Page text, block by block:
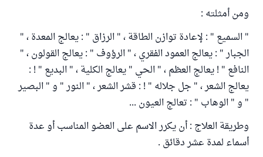
ومن أمثلته :
" السميع " : لإعادة توازن الطاقة ، " الرزاق " : يعالج المعدة ، "
الجبار " : يعالج العمود الفقري ، " الرؤوف " : يعالج القولون ، "
النافع " ! يعالج العظم ، " الحي " يعالج الكلية ، " البديع " ! :
يعالج الشعر ، " جل جلاله " ! : قشر الشعر ، " النور " و " البصير
" و " الوهاب " : تعالج العيون ...
وطريقة العلاج : أن يكرر الاسم على العضو المناسب أو عدة
أسماء لمدة عشر دقائق .